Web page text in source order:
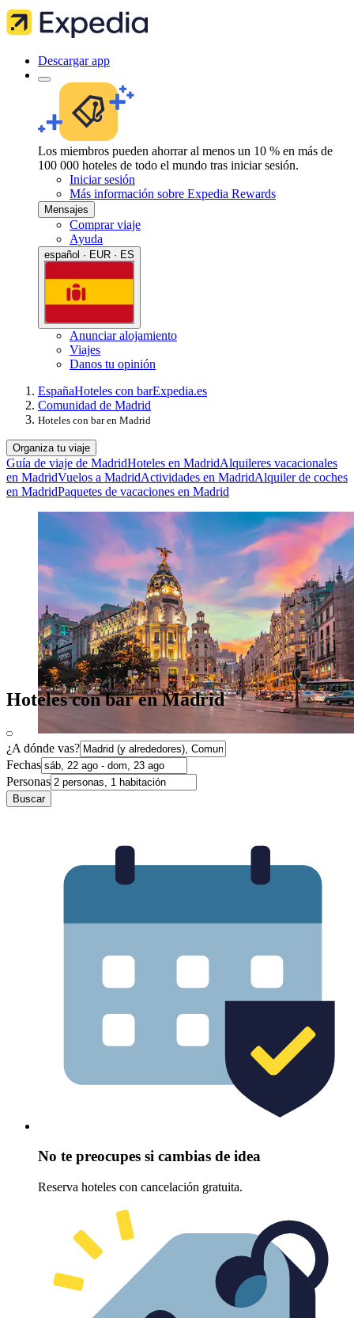
Descargar app
Los miembros pueden ahorrar al menos un 10 % en más de
100 000 hoteles de todo el mundo tras iniciar sesión.
Iniciar sesión
Más información sobre Expedia Rewards
Mensajes
Comprar viaje
Ayuda
español · EUR · ES
Anunciar alojamiento
Viajes
Danos tu opinión
EspañaHoteles con barExpedia.es
Comunidad de Madrid
Hoteles con bar en Madrid
Organiza tu viaje
Guía de viaje de MadridHoteles en MadridAlquileres vacacionales
en MadridVuelos a MadridActividades en MadridAlquiler de coches
en MadridPaquetes de vacaciones en Madrid
Hoteles con bar en Madrid
¿A dónde vas?
Fechas
Personas
Buscar
No te preocupes si cambias de idea
Reserva hoteles con cancelación gratuita.